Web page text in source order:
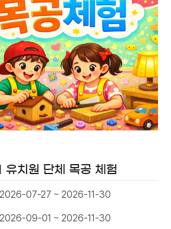
치원 단체 목공 체험
2026-07-27 ~ 2026-11-30
2026-09-01 ~ 2026-11-30